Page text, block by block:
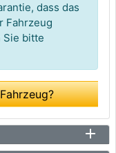
dass das
Fahrzeug
Sie bitte